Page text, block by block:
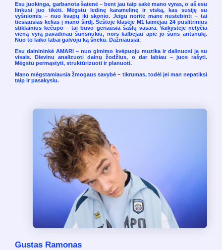
Esu juokinga, garbanota šatenė – bent jau taip sakė mano vyras, o aš esu
linkusi juo tikėti. Mėgstu ledinę karamelinę ir viską, kas susiję su
vyšniomis – nuo kvapų iki skonio. Jeigu norite mane nustebinti – tai
tiesiausias kelias į mano širdį. Šeštoje klasėje M1 laimėjau 24 puslitrinius
stiklainius kečupo – tai buvo geriausia šašlų vasara. Vaikystėje netyčia
vieną vyrą pavadinau šunsnukiu, nors kalbėjau apie jo šuns antsnukį.
Nuo to laiko labai galvoju ką šneku. Dažniausiai.
Esu dainininkė AMARI – nuo gimimo kvėpuoju muzika ir dalinuosi ja su
visais. Dievinu analizuoti dainų žodžius, o dar labiau – juos rašyti.
Mėgstu permąstyti, struktūrizuoti ir planuoti.
Mano mėgstamiausia žmogaus savybė – tikrumas, todėl jei man nepatiksi
taip ir pasakysiu.
Gustas Ramonas